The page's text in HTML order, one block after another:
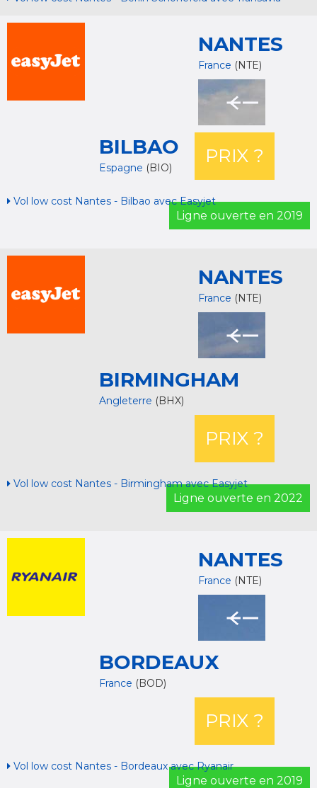
NANTES
France (NTE)
BILBAO
Espagne (BIO)
PRIX ?
Vol low cost Nantes - Bilbao avec Easyjet
Ligne ouverte en 2019
NANTES
France (NTE)
BIRMINGHAM
Angleterre (BHX)
PRIX ?
Vol low cost Nantes - Birmingham avec Easyjet
Ligne ouverte en 2022
NANTES
France (NTE)
BORDEAUX
France (BOD)
PRIX ?
Vol low cost Nantes - Bordeaux avec Ryanair
Ligne ouverte en 2019